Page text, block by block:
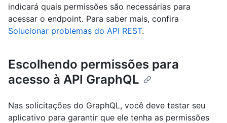
indicará quais permissões são necessárias para
acessar o endpoint. Para saber mais, confira
Solucionar problemas do API REST.
Escolhendo permissões para
acesso à API GraphQL
Nas solicitações do GraphQL, você deve testar seu
aplicativo para garantir que ele tenha as permissões